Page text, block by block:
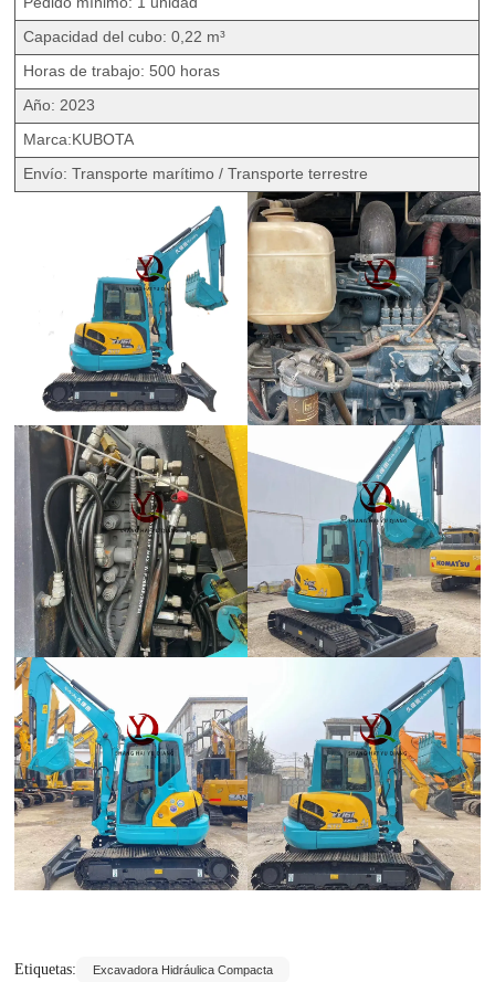
Capacidad del cubo: 0,22 m³
Horas de trabajo: 500 horas
Año: 2023
Marca:KUBOTA
Envío: Transporte marítimo / Transporte terrestre
Etiquetas:
Excavadora Hidráulica Compacta